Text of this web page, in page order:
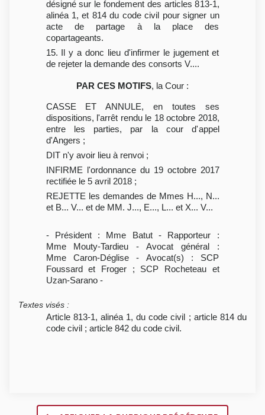
désigné sur le fondement des articles 813-1,
alinéa 1, et 814 du code civil pour signer un
acte de partage à la place des
copartageants.
15. Il y a donc lieu d'infirmer le jugement et
de rejeter la demande des consorts V....
PAR CES MOTIFS, la Cour :
CASSE ET ANNULE, en toutes ses
dispositions, l'arrêt rendu le 18 octobre 2018,
entre les parties, par la cour d'appel
d'Angers ;
DIT n'y avoir lieu à renvoi ;
INFIRME l'ordonnance du 19 octobre 2017
rectifiée le 5 avril 2018 ;
REJETTE les demandes de Mmes H..., N...
et B... V... et de MM. J..., E..., L... et X... V...
- Président : Mme Batut - Rapporteur :
Mme Mouty-Tardieu - Avocat général :
Mme Caron-Déglise - Avocat(s) : SCP
Foussard et Froger ; SCP Rocheteau et
Uzan-Sarano -
Textes visés :
Article 813-1, alinéa 1, du code civil ; article 814 du
code civil ; article 842 du code civil.